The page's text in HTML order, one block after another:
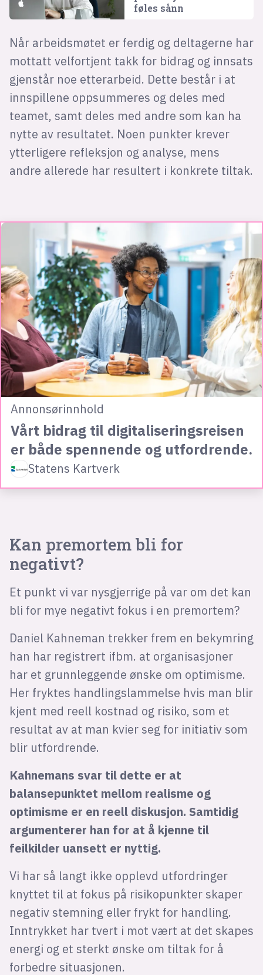
føles sånn
Når arbeidsmøtet er ferdig og deltagerne har
mottatt velfortjent takk for bidrag og innsats
gjenstår noe etterarbeid. Dette består i at
innspillene oppsummeres og deles med
teamet, samt deles med andre som kan ha
nytte av resultatet. Noen punkter krever
ytterligere refleksjon og analyse, mens
andre allerede har resultert i konkrete tiltak.
Annonsørinnhold
Vårt bidrag til digitaliseringsreisen
er både spennende og utfordrende.
Statens Kartverk
Kan premortem bli for
negativt?
Et punkt vi var nysgjerrige på var om det kan
bli for mye negativt fokus i en premortem?
Daniel Kahneman trekker frem en bekymring
han har registrert ifbm. at organisasjoner
har et grunnleggende ønske om optimisme.
Her fryktes handlingslammelse hvis man blir
kjent med reell kostnad og risiko, som et
resultat av at man kvier seg for initiativ som
blir utfordrende.
Kahnemans svar til dette er at
balansepunktet mellom realisme og
optimisme er en reell diskusjon. Samtidig
argumenterer han for at å kjenne til
feilkilder uansett er nyttig.
Vi har så langt ikke opplevd utfordringer
knyttet til at fokus på risikopunkter skaper
negativ stemning eller frykt for handling.
Inntrykket har tvert i mot vært at det skapes
energi og et sterkt ønske om tiltak for å
forbedre situasjonen.